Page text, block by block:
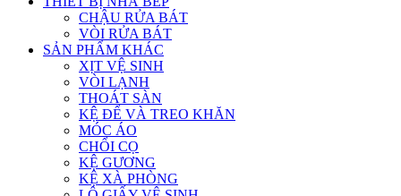
CHẬU RỬA BÁT
VÒI RỬA BÁT
SẢN PHẨM KHÁC
XỊT VỆ SINH
VÒI LẠNH
THOÁT SÀN
KỆ ĐỂ VÀ TREO KHĂN
MÓC ÁO
CHỔI CỌ
KỆ GƯƠNG
KỆ XÀ PHÒNG